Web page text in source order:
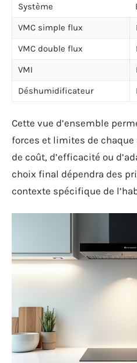
Système
VMC simple flux
VMC double flux
VMI
Déshumidificateur
Cette vue d’ensemble
forces et limites de chaque
de coût, d’efficacité ou
choix final dépendra des
contexte spécifique de